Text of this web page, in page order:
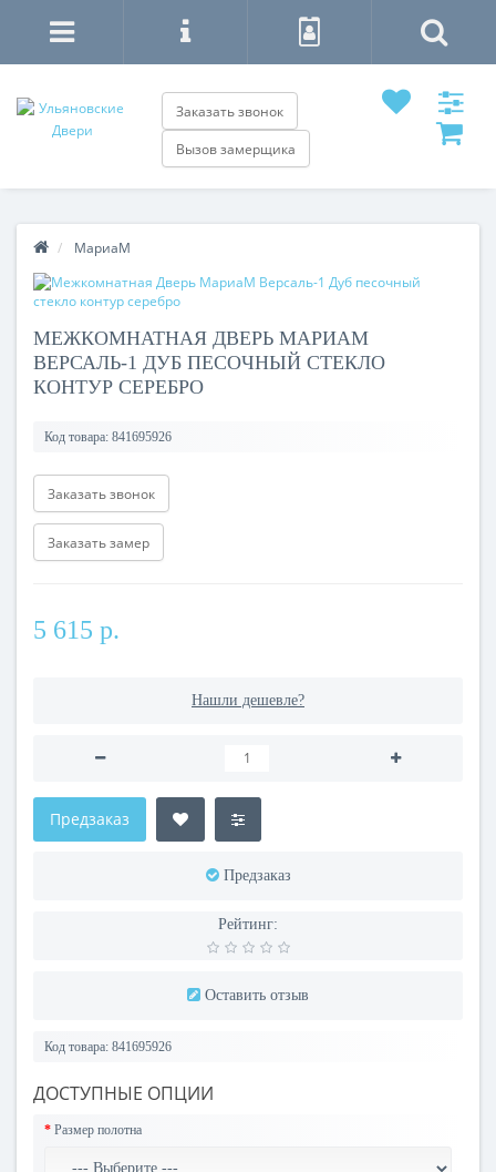
Заказать звонок
Вызов замерщика
МариаМ
МЕЖКОМНАТНАЯ ДВЕРЬ МАРИАМ
ВЕРСАЛЬ-1 ДУБ ПЕСОЧНЫЙ СТЕКЛО
КОНТУР СЕРЕБРО
Код товара: 841695926
Заказать звонок
Заказать замер
5 615 р.
Нашли дешевле?
Предзаказ
Предзаказ
Рейтинг:
Оставить отзыв
Код товара: 841695926
ДОСТУПНЫЕ ОПЦИИ
Размер полотна